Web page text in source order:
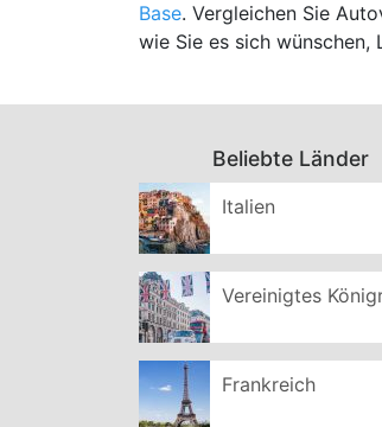
Base. Vergleichen Sie
wie Sie es sich wünschen,
Beliebte Länder
Italien
Vereinigtes
Frankreich